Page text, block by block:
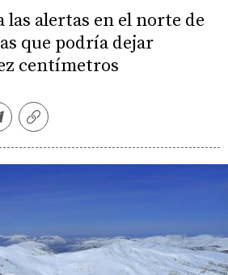
las alertas en el norte de
que podría dejar
centímetros
Copiar